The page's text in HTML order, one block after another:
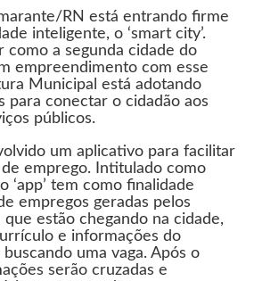
RN está entrando firme
inteligente, o ‘smart city’.
como a segunda cidade do
empreendimento com esse
Municipal está adotando
para conectar o cidadão aos
públicos.
um aplicativo para facilitar
emprego. Intitulado como
‘app’ tem como finalidade
empregos geradas pelos
estão chegando na cidade,
e informações do
uma vaga. Após o
serão cruzadas e